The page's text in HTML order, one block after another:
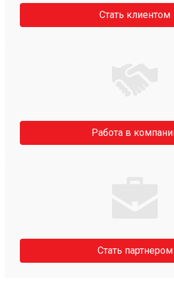
Стать клиентом
Работа в
Стать партнером